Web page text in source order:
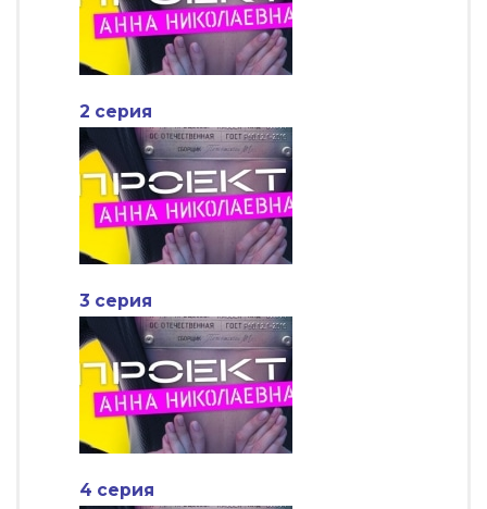
2 серия
3 серия
4 серия